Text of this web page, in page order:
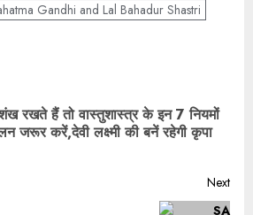
Gandhi and Lal Bahadur Shastri
रखते हैं तो वास्तुशास्त्र के इन 7 नियमों
जरूर करें,देवी लक्ष्मी की बनें रहेगी कृपा
Next